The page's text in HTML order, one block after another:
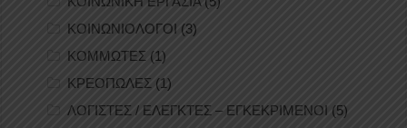
ΚΟΙΝΩΝΙΟΛΟΓΟΙ (3)
ΚΟΜΜΩΤΕΣ (1)
ΚΡΕΟΠΩΛΕΣ (1)
ΛΟΓΙΣΤΕΣ / ΕΛΕΓΚΤΕΣ – ΕΓΚΕΚΡΙΜΕΝΟΙ (5)